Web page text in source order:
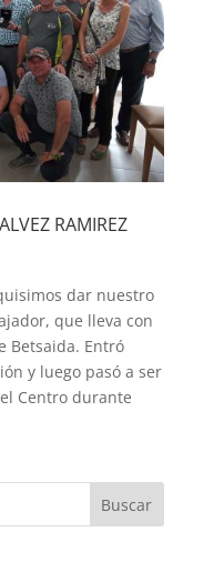
RAMIREZ
dar nuestro
que lleva con
Betsaida. Entró
y luego pasó a ser
Centro durante